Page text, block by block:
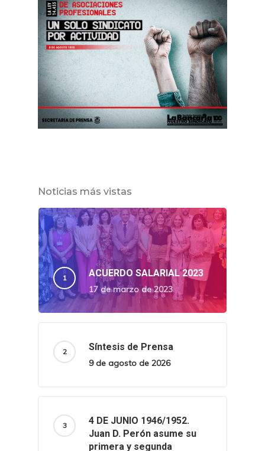
Noticias más vistas
ACUERDO SALARIAL 2023
17 de marzo de 2023
Síntesis de Prensa
9 de agosto de 2026
4 DE JUNIO 1946/1952.
Juan D. Perón asume su
primera y segunda